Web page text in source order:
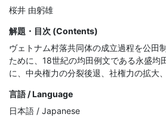
桜井 由躬雄
解題・目次 (Contents)
ヴェトナム村落共同体の成立過程を公田
ために、18世紀の均田例文である永盛均
に、中央権力の分裂後退、社権力の拡大
言語 / Language
日本語 / Japanese